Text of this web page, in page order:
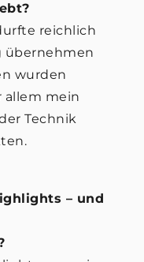
reichlich
übernehmen
wurden
allem mein
Technik
– und